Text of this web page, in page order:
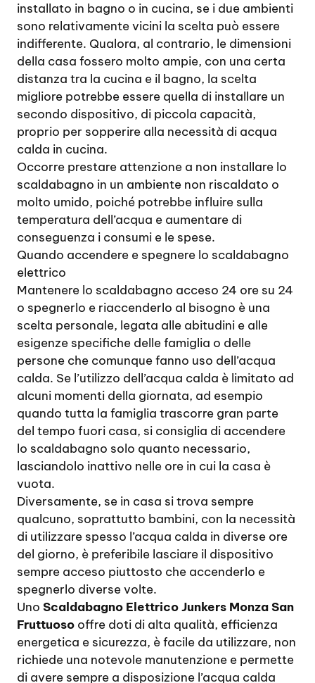
installato in bagno o in cucina, se i due ambienti
sono relativamente vicini la scelta può essere
indifferente. Qualora, al contrario, le dimensioni
della casa fossero molto ampie, con una certa
distanza tra la cucina e il bagno, la scelta
migliore potrebbe essere quella di installare un
secondo dispositivo, di piccola capacità,
proprio per sopperire alla necessità di acqua
calda in cucina.
Occorre prestare attenzione a non installare lo
scaldabagno in un ambiente non riscaldato o
molto umido, poiché potrebbe influire sulla
temperatura dell’acqua e aumentare di
conseguenza i consumi e le spese.
Quando accendere e spegnere lo scaldabagno
elettrico
Mantenere lo scaldabagno acceso 24 ore su 24
o spegnerlo e riaccenderlo al bisogno è una
scelta personale, legata alle abitudini e alle
esigenze specifiche delle famiglia o delle
persone che comunque fanno uso dell’acqua
calda. Se l’utilizzo dell’acqua calda è limitato ad
alcuni momenti della giornata, ad esempio
quando tutta la famiglia trascorre gran parte
del tempo fuori casa, si consiglia di accendere
lo scaldabagno solo quanto necessario,
lasciandolo inattivo nelle ore in cui la casa è
vuota.
Diversamente, se in casa si trova sempre
qualcuno, soprattutto bambini, con la necessità
di utilizzare spesso l’acqua calda in diverse ore
del giorno, è preferibile lasciare il dispositivo
sempre acceso piuttosto che accenderlo e
spegnerlo diverse volte.
Uno Scaldabagno Elettrico Junkers Monza San
Fruttuoso offre doti di alta qualità, efficienza
energetica e sicurezza, è facile da utilizzare, non
richiede una notevole manutenzione e permette
di avere sempre a disposizione l’acqua calda